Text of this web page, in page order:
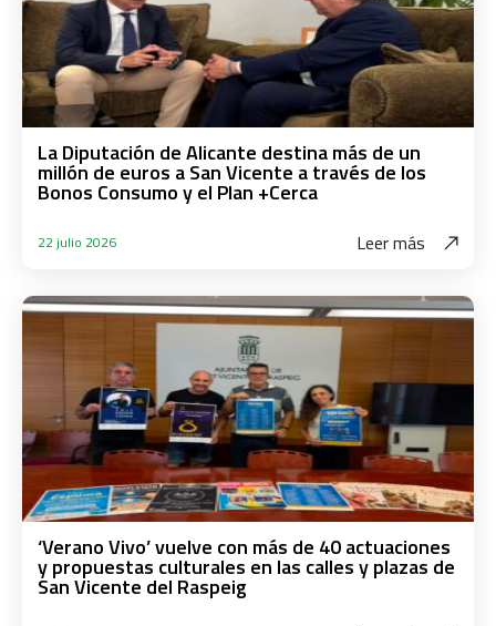
La Diputación de Alicante destina más de un
millón de euros a San Vicente a través de los
Bonos Consumo y el Plan +Cerca
22 julio 2026 Leer más
‘Verano Vivo’ vuelve con más de 40 actuaciones
y propuestas culturales en las calles y plazas de
San Vicente del Raspeig